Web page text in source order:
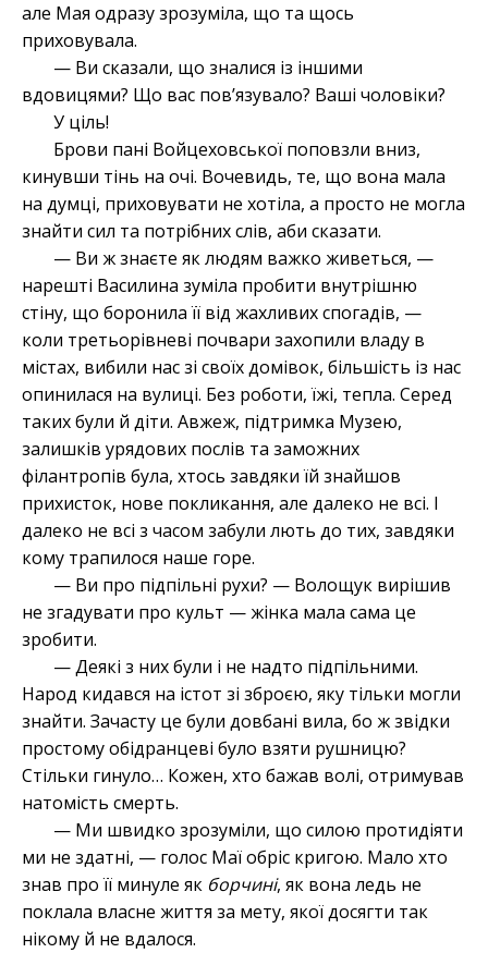
але Мая одразу зрозуміла, що та щось
приховувала.
— Ви сказали, що зналися із іншими
вдовицями? Що вас пов’язувало? Ваші чоловіки?
У ціль!
Брови пані Войцеховської поповзли вниз,
кинувши тінь на очі. Вочевидь, те, що вона мала
на думці, приховувати не хотіла, а просто не могла
знайти сил та потрібних слів, аби сказати.
— Ви ж знаєте як людям важко живеться, —
нарешті Василина зуміла пробити внутрішню
стіну, що боронила її від жахливих спогадів, —
коли третьорівневі почвари захопили владу в
містах, вибили нас зі своїх домівок, більшість із нас
опинилася на вулиці. Без роботи, їжі, тепла. Серед
таких були й діти. Авжеж, підтримка Музею,
залишків урядових послів та заможних
філантропів була, хтось завдяки їй знайшов
прихисток, нове покликання, але далеко не всі. І
далеко не всі з часом забули лють до тих, завдяки
кому трапилося наше горе.
— Ви про підпільні рухи? — Волощук вирішив
не згадувати про культ — жінка мала сама це
зробити.
— Деякі з них були і не надто підпільними.
Народ кидався на істот зі зброєю, яку тільки могли
знайти. Зачасту це були довбані вила, бо ж звідки
простому обідранцеві було взяти рушницю?
Стільки гинуло… Кожен, хто бажав волі, отримував
натомість смерть.
— Ми швидко зрозуміли, що силою протидіяти
ми не здатні, — голос Маї обріс кригою. Мало хто
знав про її минуле як борчині, як вона ледь не
поклала власне життя за мету, якої досягти так
нікому й не вдалося.